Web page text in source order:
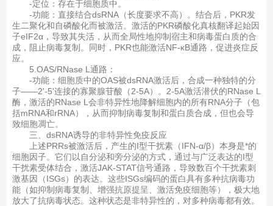
-定位：存在于细胞质中。
-功能：直接结合dsRNA（长度要求不高）。结合后，PKR发
生二聚化和自磷酸化而被激活。激活的PKR磷酸化真核翻译起始因
子eIF2α，导致其失活，从而全局性地抑制宿主和病毒蛋白质的合
成，阻止病毒复制。同时，PKR也能激活NF-κB通路，促进炎症反
应。
5.OAS/RNase L通路：
-功能：细胞质中的OAS被dsRNA激活后，合成一种独特的分
子——2'-5'连接的寡聚腺苷酸（2-5A）。2-5A激活潜伏的RNase L
酶，激活的RNase L会非特异性地降解细胞内的所有RNA分子（包
括mRNA和rRNA），从而抑制病毒复制和蛋白质合成，但也会导
致细胞凋亡。
三、dsRNA诱导的非特异性免疫反应
上述PRRs被激活后，产生的I型干扰素（IFN-α/β）本身是*的
细胞因子。它们以自分泌和旁分泌的方式，通过与广泛表达的I型
干扰素受体结合，激活JAK-STAT信号通路，导致数百个干扰素刺
激基因（ISGs）的表达。这些ISGs编码的蛋白具有多种抗病毒功
能（如抑制病毒复制、增强抗原提呈、激活免疫细胞等），极大地
放大了抗病毒状态。这种状态是非特异性的，对多种病毒都有效。